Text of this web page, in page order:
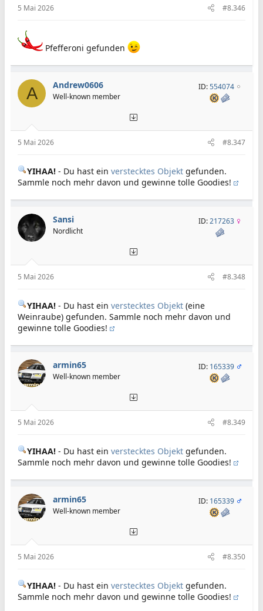
5 Mai 2026 #8.346
Pfefferoni gefunden
A Andrew0606
Well-known member
ID:554074
5 Mai 2026 #8.347
YIHAA! - Du hast ein verstecktes Objekt gefunden.
Sammle noch mehr davon und gewinne tolle Goodies!
Sansi
Nordlicht
ID:217263
5 Mai 2026 #8.348
YIHAA! - Du hast ein verstecktes Objekt (eine
Weinraube) gefunden. Sammle noch mehr davon und
gewinne tolle Goodies!
armin65
Well-known member
ID: 165339
5 Mai 2026 #8.349
YIHAA! - Du hast ein verstecktes Objekt gefunden.
Sammle noch mehr davon und gewinne tolle Goodies!
armin65
Well-known member
ID: 165339
5 Mai 2026 #8.350
YIHAA! - Du hast ein verstecktes Objekt gefunden.
Sammle noch mehr davon und gewinne tolle Goodies!